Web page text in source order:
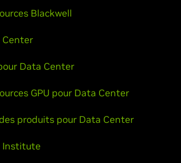
Blackwell
Center
Data Center
GPU pour Data Center
produits pour Data Center
Institute